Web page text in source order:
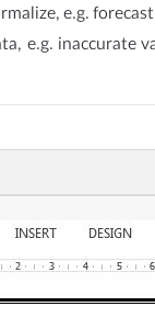
e.g.
e.g. inaccurate